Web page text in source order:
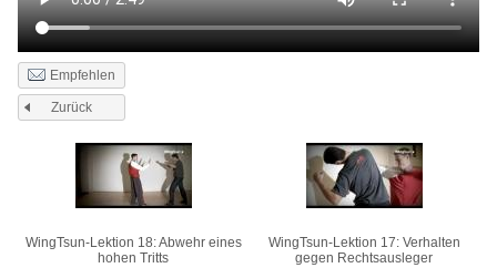
Empfehlen
Zurück
WingTsun-Lektion 18: Abwehr eines
hohen Tritts
WingTsun-Lektion 17: Verhalten
gegen Rechtsausleger
Seiten